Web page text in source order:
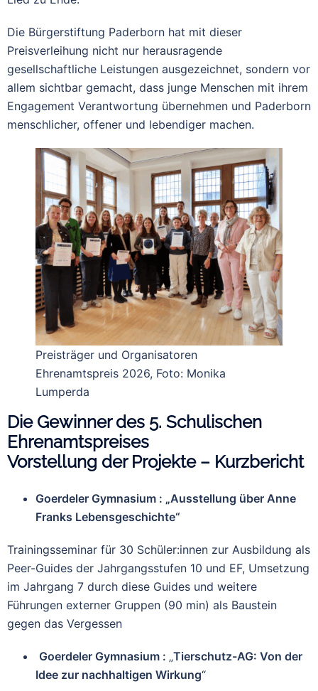
Die Bürgerstiftung Paderborn hat mit dieser
Preisverleihung nicht nur herausragende
gesellschaftliche Leistungen ausgezeichnet, sondern vor
allem sichtbar gemacht, dass junge Menschen mit ihrem
Engagement Verantwortung übernehmen und Paderborn
menschlicher, offener und lebendiger machen.
Preisträger und Organisatoren
Ehrenamtspreis 2026, Foto: Monika
Lumperda
Die Gewinner des 5. Schulischen
Ehrenamtspreises
Vorstellung der Projekte – Kurzbericht
Goerdeler Gymnasium : „Ausstellung über Anne
Franks Lebensgeschichte“
Trainingsseminar für 30 Schüler:innen zur Ausbildung als
Peer-Guides der Jahrgangsstufen 10 und EF, Umsetzung
im Jahrgang 7 durch diese Guides und weitere
Führungen externer Gruppen (90 min) als Baustein
gegen das Vergessen
Goerdeler Gymnasium : „Tierschutz-AG: Von der
Idee zur nachhaltigen Wirkung“